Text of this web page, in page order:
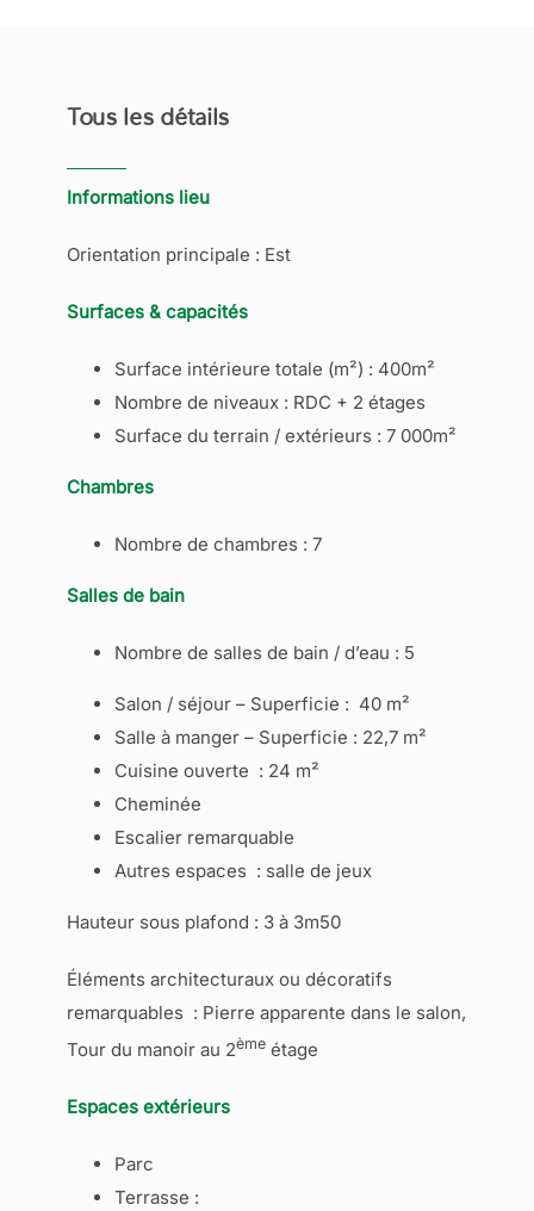
Tous les détails
Informations lieu
Orientation principale : Est
Surfaces & capacités
Surface intérieure totale (m²) : 400m²
Nombre de niveaux : RDC + 2 étages
Surface du terrain / extérieurs : 7 000m²
Chambres
Nombre de chambres : 7
Salles de bain
Nombre de salles de bain / d’eau : 5
Salon / séjour – Superficie : 40 m²
Salle à manger – Superficie : 22,7 m²
Cuisine ouverte : 24 m²
Cheminée
Escalier remarquable
Autres espaces : salle de jeux
Hauteur sous plafond : 3 à 3m50
Éléments architecturaux ou décoratifs
remarquables : Pierre apparente dans le salon,
Tour du manoir au 2èmeétage
Espaces extérieurs
Parc
Terrasse :